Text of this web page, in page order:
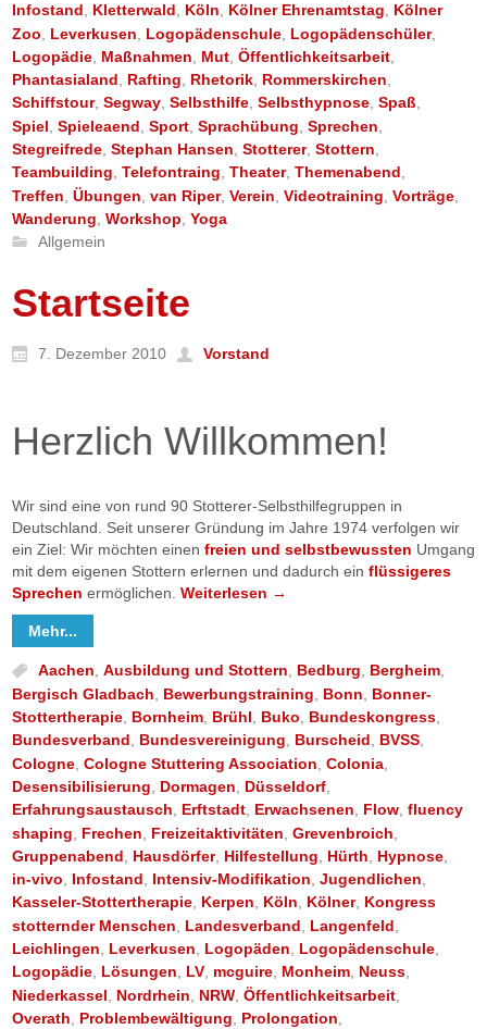
Infostand, Kletterwald, Köln, Kölner Ehrenamtstag, Kölner
Zoo
Leverkusen Logopädenschule Logopädenschüler,
Logopädie Maßnahmen Mut Öffentlichkeitsarbeit
Phantasialand, Rafting, Rhetorik, Rommerskirchen,
Schiffstour, Segway, Selbsthilfe, Selbsthypnose, Spaß,
Spiel Spieleaend Sport Sprachübung Sprechen
Stegreifrede, Stephan Hansen, Stotterer, Stottern,
Teambuilding, Telefontraing, Theater, Themenabend ,
Treffen Übungen van Riper, Verein Videotraining Vorträge
Wanderung, Workshop, Yoga
Allgemein
Startseite
7. Dezember 2010 Vorstand
Herzlich Willkommen!
Wir sind eine von rund 90 Stotterer-Selbsthilfegruppen in
Deutschland. Seit unserer Gründung im Jahre 1974 verfolgen wir
ein Ziel: Wir möchten einen freien und selbstbewussten Umgang
mit dem eigenen Stottern erlernen und dadurch ein flüssigeres
Sprechen ermöglichen. Weiterlesen →
Mehr...
Aachen, Ausbildung und Stottern, Bedburg, Bergheim,
Bergisch Gladbach
Bewerbungstraining Bonn
Bonner-
Stottertherapie, Bornheim, Brühl, Buko, Bundeskongress,
Bundesverband , Bundesvereinigung, Burscheid , BVSS,
Cologne Cologne Stuttering Association Colonia
Desensibilisierung, Dormagen, Düsseldorf,
Erfahrungsaustausch, Erftstadt, Erwachsenen, Flow, fluency
shaping
Frechen Freizeitaktivitäten Grevenbroich
Gruppenabend
Hausdörfer, Hilfestellung Hürth Hypnose
in-vivo, Infostand, Intensiv-Modifikation, Jugendlichen,
Kasseler-Stottertherapie, Kerpen, Köln, Kölner, Kongress
stotternder Menschen
Landesverband Langenfeld
Leichlingen, Leverkusen, Logopäden, Logopädenschule,
Logopädie, Lösungen, LV, mcguire, Monheim, Neuss,
Niederkassel
Nordrhein NRW Öffentlichkeitsarbeit
Overath, Problembewältigung, Prolongation,